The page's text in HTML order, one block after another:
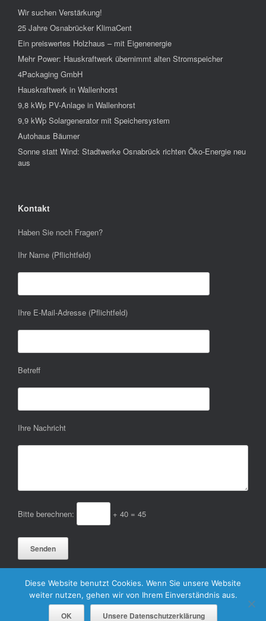
Wir suchen Verstärkung!
25 Jahre Osnabrücker KlimaCent
Ein preiswertes Holzhaus – mit Eigenenergie
Mehr Power: Hauskraftwerk übernimmt alten Stromspeicher
4Packaging GmbH
Hauskraftwerk in Wallenhorst
9,8 kWp PV-Anlage in Wallenhorst
9,9 kWp Solargenerator mit Speichersystem
Autohaus Bäumer
Sonne statt Wind: Stadtwerke Osnabrück richten Öko-Energie neu
aus
Kontakt
Haben Sie noch Fragen?
Ihr Name (Pflichtfeld)
Ihre E-Mail-Adresse (Pflichtfeld)
Betreff
Ihre Nachricht
Bitte berechnen: + 40 = 45
Copyright © 2024 SunConcept Plüster GmbH - Ihr Partner für innovative
Solarkonzepte.
Diese Website benutzt Cookies. Wenn Sie unsere Website
weiter nutzen, gehen wir von Ihrem Einverständnis aus.
OK Unsere Datenschutzerklärung